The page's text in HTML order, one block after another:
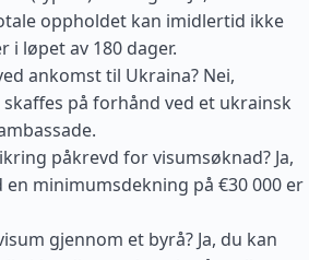
oppholdet kan imidlertid ikke
i løpet av 180 dager.
ankomst til Ukraina? Nei,
på forhånd ved et ukrainsk
påkrevd for visumsøknad? Ja,
minimumsdekning på €30 000 er
gjennom et byrå? Ja, du kan